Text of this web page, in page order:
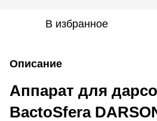
В избранное
Описание
Аппарат для
BactoSfera